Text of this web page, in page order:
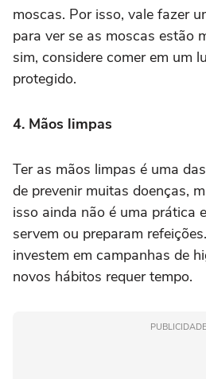
moscas. Por isso, vale fazer
para ver se as moscas estão
sim, considere comer em um
protegido.
4. Mãos limpas
Ter as mãos limpas é uma
de prevenir muitas doenças,
isso ainda não é uma prática
servem ou preparam
investem em campanhas de
novos hábitos requer tempo.
PUBLICIDADE